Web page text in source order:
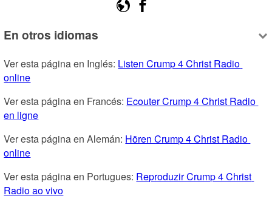
En otros idiomas
Ver esta página en Inglés: Listen Crump 4 Christ Radio
online
Ver esta página en Francés: Ecouter Crump 4 Christ Radio
en ligne
Ver esta página en Alemán: Hören Crump 4 Christ Radio
online
Ver esta página en Portugues: Reproduzir Crump 4 Christ
Radio ao vivo